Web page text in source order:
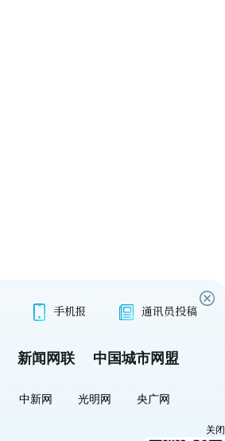
手机报 通讯员投稿
新闻网联 中国城市网盟
中新网 光明网
央广网
关闭